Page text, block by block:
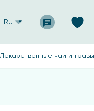
RU
Лекарственные чаи и травы